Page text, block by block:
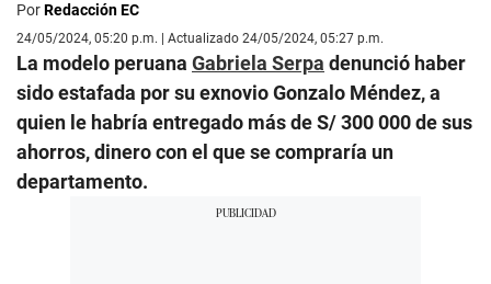
PorRedacción EC
24/05/2024, 05:20 p.m. | Actualizado 24/05/2024, 05:27 p.m.
La modelo peruana Gabriela Serpa denunció haber
sido estafada por su exnovio Gonzalo Méndez, a
quien le habría entregado más de S/ 300 000 de sus
ahorros, dinero con el que se compraría un
departamento.